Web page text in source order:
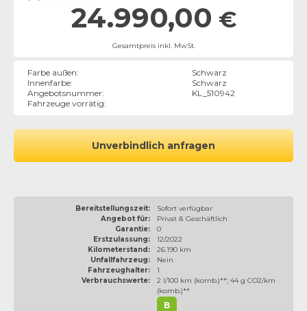
24.990,00 €
Gesamtpreis inkl. MwSt.
Farbe außen:
Schwarz
Innenfarbe:
Schwarz
Angebotsnummer:
KL_510942
Fahrzeuge vorrätig:
Unverbindlich anfragen
Bereitstellungszeit:
Sofort verfügbar
Angebot für:
Privat & Geschäftlich
Garantie:
0
Erstzulassung:
12/2022
Kilometerstand:
26.190 km
Unfallfahrzeug:
Nein
Fahrzeughalter:
1
Verbrauchswerte:
2 l/100 km (komb.)**; 44 g CO2/km
(komb.)**
B